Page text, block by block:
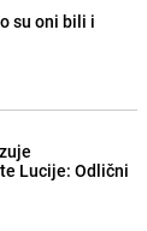
su oni bili i
Lucije: Odlični